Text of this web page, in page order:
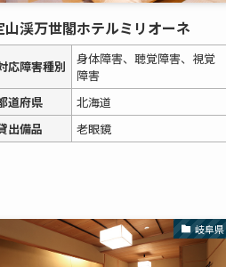
山渓万世閣ホテルミリオーネ
応障害種別
身体障害、聴覚障害、視覚
障害
道府県
北海道
出備品
老眼鏡
岐阜県